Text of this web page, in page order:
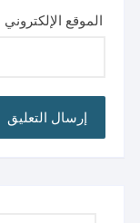
الموقع الإلكتروني